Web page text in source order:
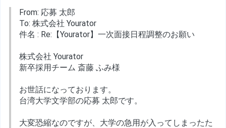
From: 応募 太郎
To: 株式会社 Yourator
件名 : Re:【Yourator】一次面接日程調整のお願い
株式会社 Yourator
新卒採用チーム 斎藤 ふみ様
お世話になっております。
台湾大学文学部の応募 太郎です。
大変恐縮なのですが、大学の急用が入ってしまったた